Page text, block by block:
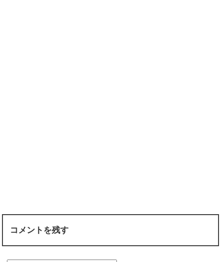
コメントを残す